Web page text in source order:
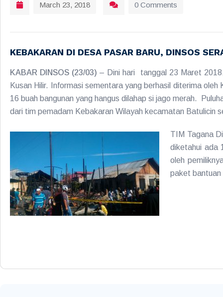
March 23, 2018 0 Comments
KEBAKARAN DI DESA PASAR BARU, DINSOS
KABAR DINSOS (23/03) – Dini hari tanggal 23 Maret
Kusan Hilir. Informasi sementara yang berhasil diterima
16 buah bangunan yang hangus dilahap si jago merah.
dari tim pemadam Kebakaran Wilayah kecamatan Batulicin
TIM Tagana
diketahui ada
oleh
paket bantuan